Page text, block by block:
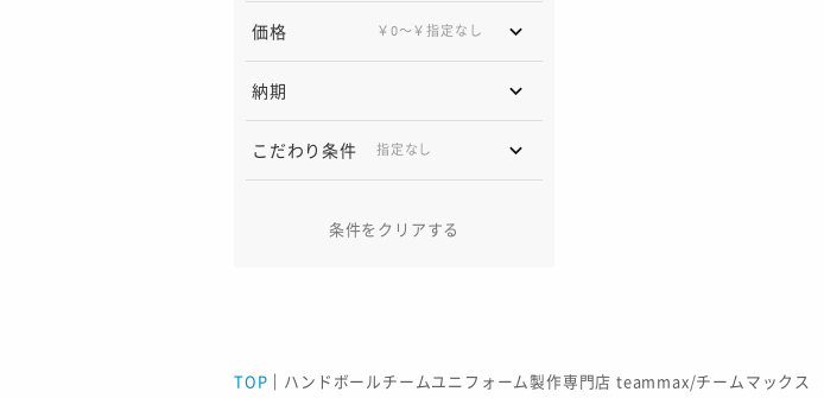
価格 ￥0〜￥指定なし
納期
こだわり条件
条件をクリアする
TOP ハンドボールチームユニフォーム製作専門店 teammax/チームマックス